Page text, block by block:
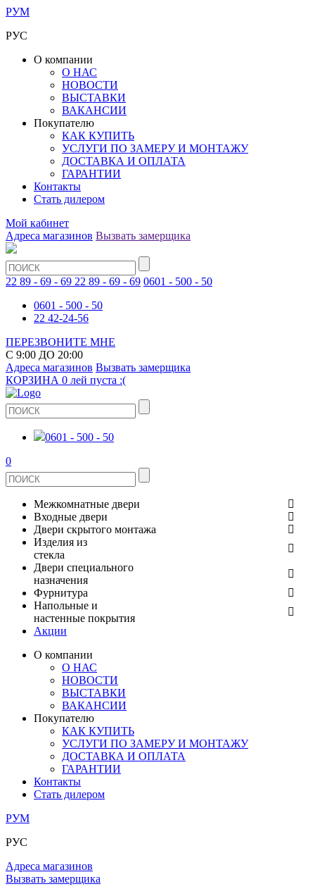
РУМ
РУС
О компании
О НАС
НОВОСТИ
ВЫСТАВКИ
ВАКАНСИИ
Покупателю
КАК КУПИТЬ
УСЛУГИ ПО ЗАМЕРУ И МОНТАЖУ
ДОСТАВКА И ОПЛАТА
ГАРАНТИИ
Контакты
Стать дилером
Мой кабинет
Адреса магазинов Вызвать замерщика
22 89 - 69 - 69 22 89 - 69 - 69 0601 - 500 - 50
0601 - 500 - 50
22 42-24-56
ПЕРЕЗВОНИТЕ МНЕ
С 9:00 ДО 20:00
Адреса магазинов Вызвать замерщика
КОРЗИНА 0 лей пуста :(
0601 - 500 - 50
0
Межкомнатные двери
ШПОНИРОВАНЫЕ
ЭКОШПОН
ЭМАЛЬ
ИЗ МАССИВА СОСНЫ
ИЗ МАССИВА ОЛЬХИ
РАСПРОДАЖА ОСТАТКОВ
ВСЕ ДВЕРИ
Входные двери
МЕТАЛЛИЧЕСКИЕ ДВЕРИ
В КВАРТИРУ
ДЛЯ ДОМА
Двери скрытого монтажа
СТЕКЛЯННЫЕ
ЗЕРКАЛЬНЫЕ
КЕРАМОГРАНИТ
ПОД ОБОИ И ПОКРАСКУ
Изделия из
стекла
ДВЕРИ
ДУШЕВЫЕ КАБИНЫ И ПЕРЕГОРОДКИ
РАЗДВИЖНЫЕ ПЕРЕГОРОДКИ
Двери специального
назначения
ПРОТИВОПОЖАРНЫЕ
Фурнитура
ДВЕРНЫЕ РУЧКИ
КОМПЛЕКТУЮЩИЕ
ОГРАНИЧИТЕЛИ
ПЕТЛИ
РАЗДВИЖНАЯ СИСТЕМА
Напольные и
настенные покрытия
СТЕНОВЫЕ ПАНЕЛИ
Акции
О компании
О НАС
НОВОСТИ
ВЫСТАВКИ
ВАКАНСИИ
Покупателю
КАК КУПИТЬ
УСЛУГИ ПО ЗАМЕРУ И МОНТАЖУ
ДОСТАВКА И ОПЛАТА
ГАРАНТИИ
Контакты
Стать дилером
РУМ
РУС
Адреса магазинов
Вызвать замерщика